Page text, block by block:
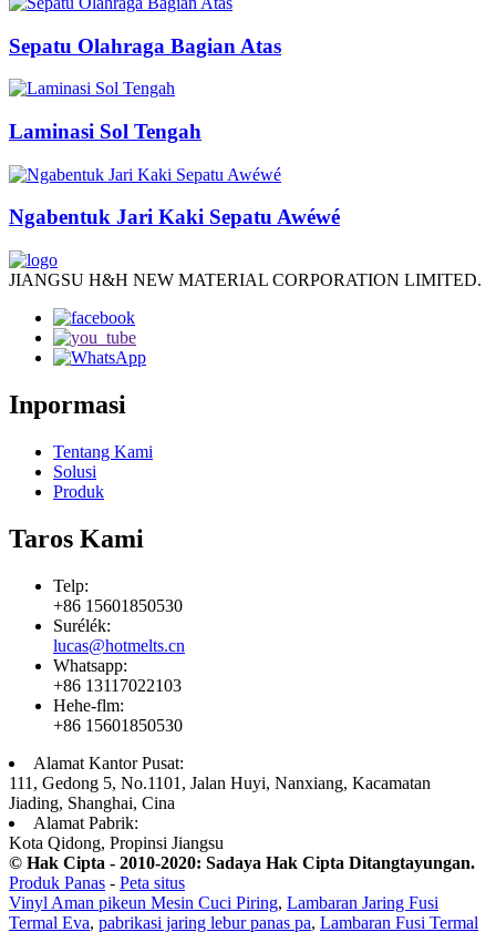
Sepatu Olahraga Bagian Atas
Laminasi Sol Tengah
Ngabentuk Jari Kaki Sepatu Awéwé
JIANGSU H&H NEW MATERIAL CORPORATION LIMITED.
Inpormasi
Tentang Kami
Solusi
Produk
Taros Kami
Telp:
+86 15601850530
Surélék:
lucas@hotmelts.cn
Whatsapp:
+86 13117022103
Hehe-flm:
+86 15601850530
Alamat Kantor Pusat:
111, Gedong 5, No.1101, Jalan Huyi, Nanxiang, Kacamatan
Jiading, Shanghai, Cina
Alamat Pabrik:
Kota Qidong, Propinsi Jiangsu
© Hak Cipta - 2010-2020: Sadaya Hak Cipta Ditangtayungan.
Produk Panas - Peta situs
Vinyl Aman pikeun Mesin Cuci Piring, Lambaran Jaring Fusi
Termal Eva, pabrikasi jaring lebur panas pa, Lambaran Fusi Termal